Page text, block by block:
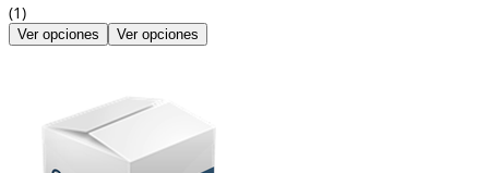
(1)
Ver opciones Ver opciones